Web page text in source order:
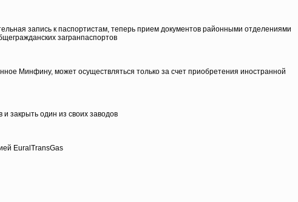
запись к паспортистам, теперь прием документов районными отделениями
загранпаспортов
Минфину, может осуществляться только за счет приобретения иностранной
закрыть один из своих заводов
EuralTransGas